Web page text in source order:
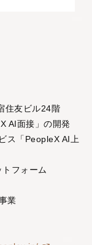
住友ビル24階
AI面接」の開発
「PeopleX AI上
フォーム
業